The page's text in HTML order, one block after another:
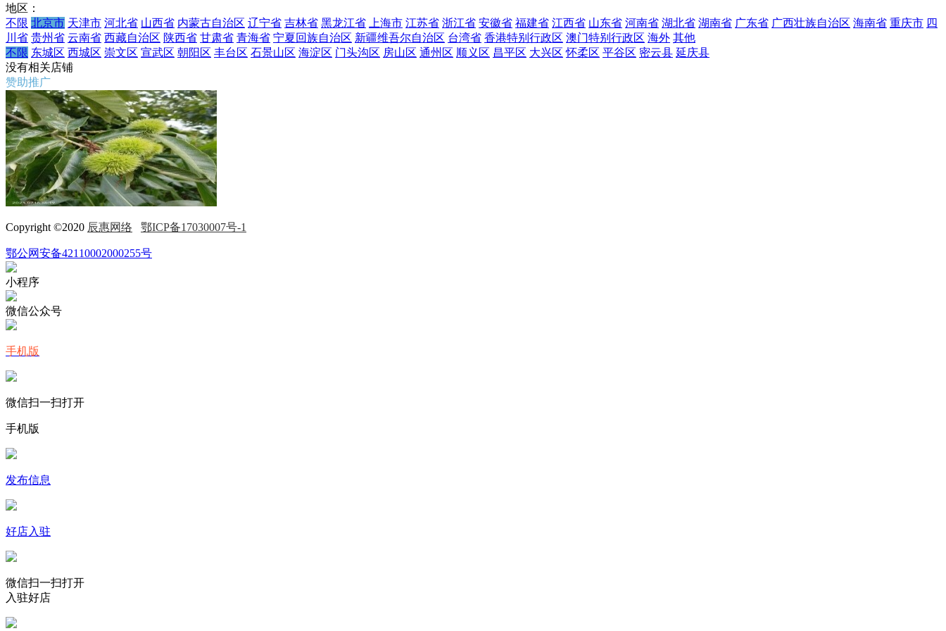
地区：
不限 北京市 天津市 河北省 山西省 内蒙古自治区 辽宁省 吉林省 黑龙江省 上海市 江苏省 浙江省 安徽省 福建省 江西省 山东省 河南省 湖北省 湖南省 广东省 广西壮族自治区 海南省 重庆市 四
川省 贵州省 云南省 西藏自治区 陕西省 甘肃省 青海省 宁夏回族自治区 新疆维吾尔自治区 台湾省 香港特别行政区 澳门特别行政区 海外 其他
不限 东城区 西城区 崇文区 宣武区 朝阳区 丰台区 石景山区 海淀区 门头沟区 房山区 通州区 顺义区 昌平区 大兴区 怀柔区 平谷区 密云县 延庆县
没有相关店铺
赞助推广
Copyright ©2020 辰惠网络 鄂ICP备17030007号-1
鄂公网安备42110002000255号
小程序
微信公众号
手机版
微信扫一扫打开
手机版
发布信息
好店入驻
微信扫一扫打开
入驻好店